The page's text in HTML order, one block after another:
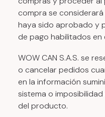
compra se
haya sido aprobado y
de pago habilitados en
WOW CAN S.A.S. se
o cancelar pedidos
en la información
sistema o
del producto.